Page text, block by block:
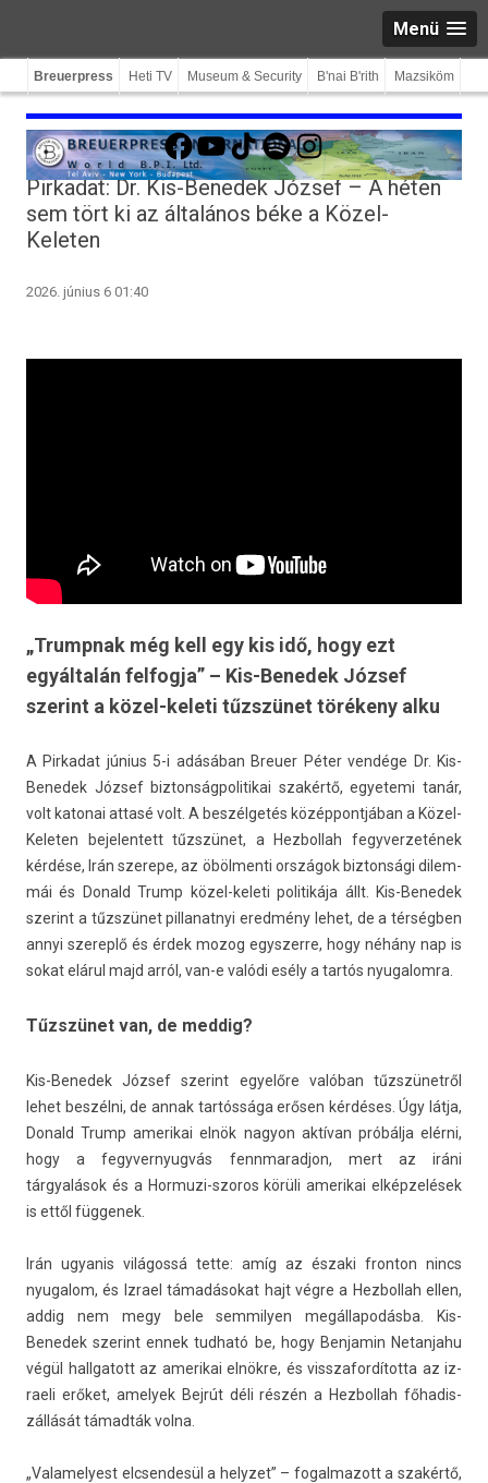
Menü
Breuerpress Heti TV Museum & Security B'nai B'rith Mazsiköm
Facebook
YouTube
TikTokSpotifyInstagram
Pirkadat: Dr. Kis-Benedek József – A héten
sem tört ki az általános béke a Közel-
Keleten
2026. június 6 01:40
„Trumpnak még kell egy kis idő, hogy ezt
egyáltalán felfogja” – Kis-Benedek József
szerint a közel-keleti tűzszünet törékeny alku
A Pir­kadat június 5-i adásában Breu­er Péter vendége Dr. Kis-
Benedek József bi­zton­ságpolitikai szakértő, egyetemi tanár,
volt katonai attasé volt. A beszélgetés közép­pontjában a Közel-
Keleten be­jelen­tett tűzszünet, a Hez­bollah fegyver­zetének
kérdése, Irán szerepe, az öböl­menti országok bi­zton­sági di­lem­
mái és Donald Trump közel-keleti politikája állt. Kis-Benedek
szerint a tűzszünet pil­lanat­nyi eredmény lehet, de a térségben
annyi szereplő és érdek mozog egys­zerre, hogy néhány nap is
sokat elárul majd arról, van-e valódi esély a tartós nyugalom­ra.
Tűzszünet van, de meddig?
Kis-Benedek József szerint egyelőre valóban tűzszünetről
lehet beszélni, de annak tartóssága erősen kérdéses. Úgy látja,
Donald Trump amerikai elnök nagyon aktívan próbálja elérni,
hogy a fegyver­nyug­vás fennmarad­jon, mert az iráni
tárgyalások és a Hormuzi-szoros körüli amerikai elképzelések
is ettől füg­genek.
Irán ugyanis világossá tette: amíg az északi fron­ton nincs
nyugalom, és Iz­rael támadásokat hajt végre a Hez­bollah ellen,
addig nem megy bele sem­mily­en megál­lapodás­ba. Kis-
Benedek szerint ennek tud­ható be, hogy Be­njamin Netan­jahu
végül hallgatott az amerikai elnökre, és visszafor­dítot­ta az iz­
raeli erőket, amelyek Bejrút déli részén a Hez­bollah főhadis­
zállását támadták volna.
„Valamelyest elcsen­desül a helyzet” – fogal­mazott a szakértő,